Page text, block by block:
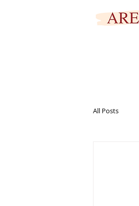
All Posts